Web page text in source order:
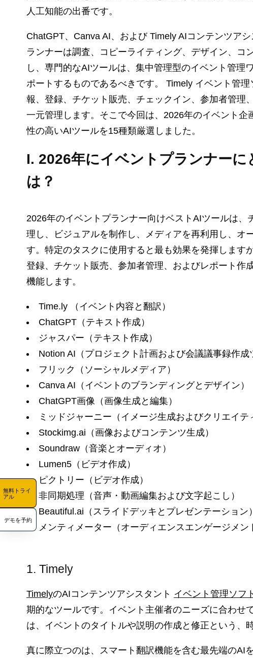
無料トライ
アル
デモを予約
人工知能の出番です。
ChatGPT、Canva AI、および Timely AIコンテンツア
ランナーは調査、コピーライティング、デザイン、コ
し、専門的なAIツールは、集中管理型のイベント管理
ポートするものであるべきです。 Timely イベント管
報、登録、チケット販売、チェックイン、参加者管理
一元管理します。そこで今回は、2026年のイベント
性の高いAIツールを15種類厳選しました。
I. 2026年にイベントプランナーに
は？
2026年のイベントプランナー向けベストAIツールは
理し、ビジュアルを制作し、メディアを再利用し、オ
す。特定のタスクに使用すると最も効果を発揮します
登録、チケット販売、参加者管理、およびレポート作
機能します。
Time.ly （イベント内容と翻訳）
ChatGPT（テキスト作成）
ジャスパー（テキスト作成）
Notion AI（プロジェクト計画および会議議事録作成
フリック（ソーシャルメディア）
Canva AI（イベントのブランディングとデザイン）
ChatGPT画像（画像生成と編集）
ミッドジャーニー（イメージ生成およびクリエイテ
Stockimg.ai（画像およびコンテンツ生成）
Soundraw（音楽とオーディオ）
Lumen5（ビデオ作成）
ピクトリー（ビデオ作成）
非同期処理（音声・動画編集および文字起こし）
Beautiful.ai（スライドデッキとプレゼンテーション）
メンティメーター（オーディエンスエンゲージメン
1. Timely
TimelyのAIコンテンツアシスタント イベント管理ソフ
期的なツールです。イベント主催者のニーズに合わせ
は、イベントのタイトルや説明の作成と修正という、
真に際立つのは、スマート翻訳機能を含む最先端のAI